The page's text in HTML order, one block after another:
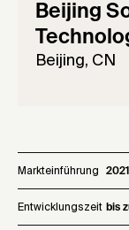
Beijing
Beijing, CN
Markteinführung 2021
Entwicklungszeit bis